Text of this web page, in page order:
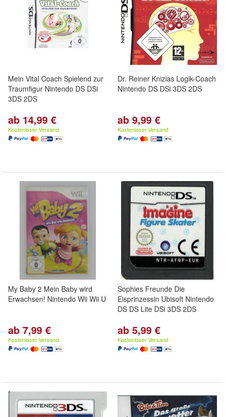
Mein Vital Coach Spielend zur
Traumfigur Nintendo DS DSi
3DS 2DS
ab 14,99 €
Kostenloser Versand
Dr. Reiner Knizias Logik-Coach
Nintendo DS DSi 3DS 2DS
ab 9,99 €
Kostenloser Versand
My Baby 2 Mein Baby wird
Erwachsen! Nintendo Wii Wii U
ab 7,99 €
Kostenloser Versand
Sophies Freunde Die
Eisprinzessin Ubisoft Nintendo
DS DS Lite DSi 3DS 2DS
ab 5,99 €
Kostenloser Versand